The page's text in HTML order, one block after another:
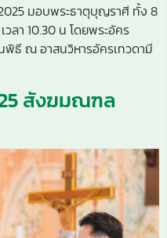
มอบพระธาตุบุญราศี ทั้ง 8
ลา 10.30 น โดยพระอัคร
พิธี ณ อาสนวิหารอัครเทวดามี
สังฆมณฑล